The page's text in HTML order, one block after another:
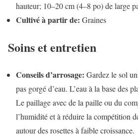
hauteur; 10–20 cm (4–8 po) de large
Cultivé à partir de: Graines
Soins et entretien
Conseils d’arrosage: Gardez le sol
pas gorgé d’eau. L’eau à la base des
Le paillage avec de la paille ou du
l’humidité et à réduire la compétition
autour des rosettes à faible croissance.